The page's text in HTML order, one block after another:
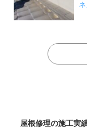
屋根修理の施工実